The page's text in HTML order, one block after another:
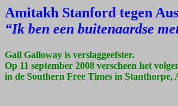
Amitakh Stanford tegen
“Ik ben een buitenaardse
Gail Galloway is verslaggeefster.
Op 11 september 2008 verscheen het
in de Southern Free Times in Stanthorpe,